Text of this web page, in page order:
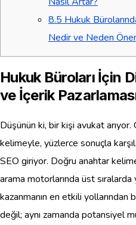
8.5 Hukuk
Nedir ve Neden
Hukuk Büroları İçin
ve İçerik
Düşünün ki, bir kişi avukat arıyor.
kelimeyle, yüzlerce sonuçla
SEO giriyor. Doğru anahtar
arama motorlarında üst
kazanmanın en etkili
değil; aynı zamanda potansiyel